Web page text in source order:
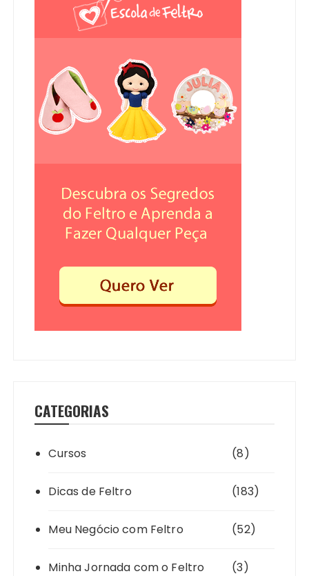
CATEGORIAS
Cursos (8)
Dicas de Feltro (183)
Meu Negócio com Feltro (52)
Minha Jornada com o Feltro (3)